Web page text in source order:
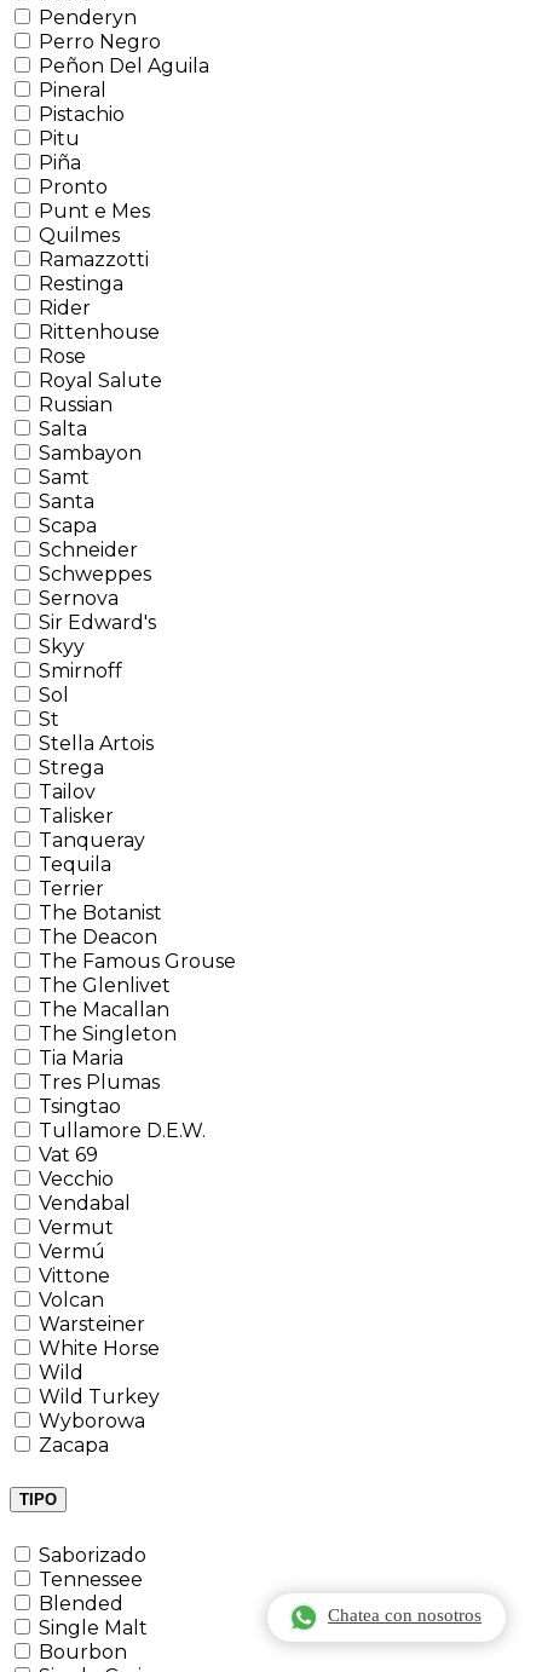
Chatea con nosotros
Penderyn
Perro Negro
Peñon Del Aguila
Pineral
Pistachio
Pitu
Piña
Pronto
Punt e Mes
Quilmes
Ramazzotti
Restinga
Rider
Rittenhouse
Rose
Royal Salute
Russian
Salta
Sambayon
Samt
Santa
Scapa
Schneider
Schweppes
Sernova
Sir Edward's
Skyy
Smirnoff
Sol
St
Stella Artois
Strega
Tailov
Talisker
Tanqueray
Tequila
Terrier
The Botanist
The Deacon
The Famous Grouse
The Glenlivet
The Macallan
The Singleton
Tia Maria
Tres Plumas
Tsingtao
Tullamore D.E.W.
Vat 69
Vecchio
Vendabal
Vermut
Vermú
Vittone
Volcan
Warsteiner
White Horse
Wild
Wild Turkey
Wyborowa
Zacapa
TIPO
Saborizado
Tennessee
Blended
Single Malt
Bourbon